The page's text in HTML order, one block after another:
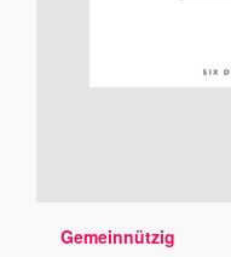
Gemeinnützig